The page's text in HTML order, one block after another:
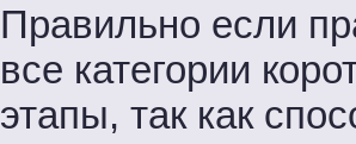
Правильно если
все категории
этапы, так как